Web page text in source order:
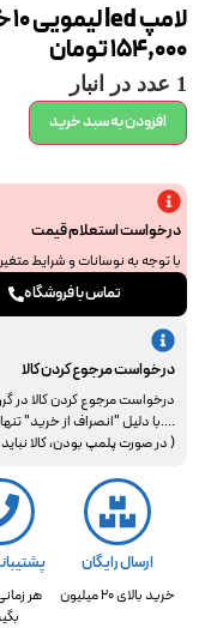
لامپ led لیمویی 10 خوشه sam جفت
154,000تومان
1 عدد در انبار
افزودن به سبد خرید
درخواست استعلام قیمت
با توجه به نوسانات و شرایط
جهت استعلام نهایی با ما
تماس با فروشگاه
درخواست مرجوع کردن کالا
....با دلیل "انصراف از خرید"
( در صورت پلمپ بودن، کالا
ارسال رایگان
خرید بالای 20 میلیون
هر